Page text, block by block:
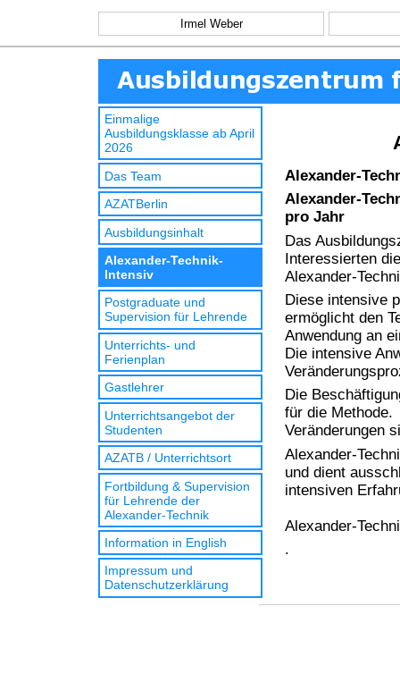
Irmel Weber
Einmalige
Ausbildungsklasse ab April
2026
Das Team
AZATBerlin
Ausbildungsinhalt
Alexander-Technik-
Intensiv
Postgraduate und
Supervision für Lehrende
Unterrichts- und
Ferienplan
Gastlehrer
Unterrichtsangebot der
Studenten
AZATB / Unterrichtsort
Fortbildung & Supervision
für Lehrende der
Alexander-Technik
Information in English
Impressum und
Datenschutzerklärung
Alexander-
Alexander-
pro Jahr
Das
Interessierten
Alexander-
Diese intensive
ermöglicht den
Anwendung an
Die intensive
Die
für die Methode.
Veränderungen
Alexander-
und dient
intensiven
Alexander-
.